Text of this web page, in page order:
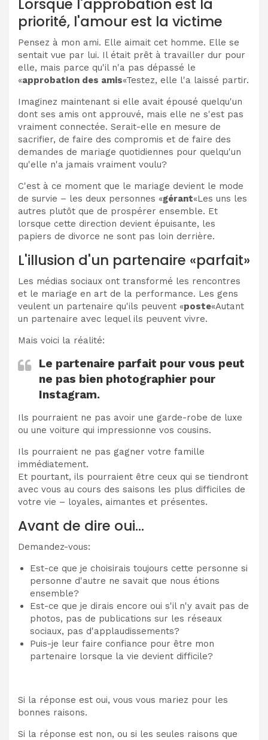
Lorsque l'approbation est la
priorité, l'amour est la victime
Pensez à mon ami. Elle aimait cet homme. Elle se
sentait vue par lui. Il était prêt à travailler dur pour
elle, mais parce qu'il n'a pas dépassé le
«approbation des amis«Testez, elle l'a laissé partir.
Imaginez maintenant si elle avait épousé quelqu'un
dont ses amis ont approuvé, mais elle ne s'est pas
vraiment connectée. Serait-elle en mesure de
sacrifier, de faire des compromis et de faire des
demandes de mariage quotidiennes pour quelqu'un
qu'elle n'a jamais vraiment voulu?
C'est à ce moment que le mariage devient le mode
de survie – les deux personnes «gérant«Les uns les
autres plutôt que de prospérer ensemble. Et
lorsque cette direction devient épuisante, les
papiers de divorce ne sont pas loin derrière.
L'illusion d'un partenaire «parfait»
Les médias sociaux ont transformé les rencontres
et le mariage en art de la performance. Les gens
veulent un partenaire qu'ils peuvent «poste«Autant
un partenaire avec lequel ils peuvent vivre.
Mais voici la réalité:
Le partenaire parfait pour vous peut
ne pas bien photographier pour
Instagram.
Ils pourraient ne pas avoir une garde-robe de luxe
ou une voiture qui impressionne vos cousins.
Ils pourraient ne pas gagner votre famille
immédiatement.
Et pourtant, ils pourraient être ceux qui se tiendront
avec vous au cours des saisons les plus difficiles de
votre vie – loyales, aimantes et présentes.
Avant de dire oui…
Demandez-vous:
Est-ce que je choisirais toujours cette personne si
personne d'autre ne savait que nous étions
ensemble?
Est-ce que je dirais encore oui s'il n'y avait pas de
photos, pas de publications sur les réseaux
sociaux, pas d'applaudissements?
Puis-je leur faire confiance pour être mon
partenaire lorsque la vie devient difficile?
Si la réponse est oui, vous vous mariez pour les
bonnes raisons.
Si la réponse est non, ou si les seules raisons que